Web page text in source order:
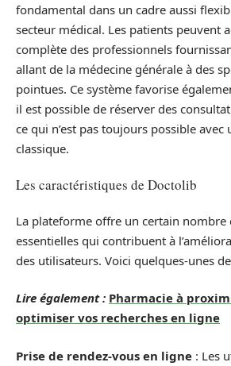
fondamental dans un cadre aussi
secteur médical. Les patients peuvent
complète des professionnels
allant de la médecine générale à des
pointues. Ce système favorise
il est possible de réserver des
ce qui n’est pas toujours possible avec
classique.
Les caractéristiques de Doctolib
La plateforme offre un certain
essentielles qui contribuent à
des utilisateurs. Voici quelques-unes
Lire également : Pharmacie à
optimiser vos recherches en ligne
Prise de rendez-vous en ligne : Les